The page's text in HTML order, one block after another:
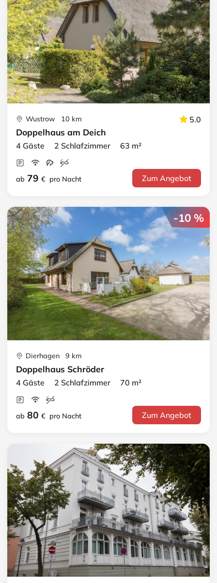
Wustrow 10 km 5.0
Doppelhaus am Deich
4 Gäste 2 Schlafzimmer 63 m²
ab 79 € pro Nacht Zum Angebot
-10 %
Dierhagen 9 km
Doppelhaus Schröder
4 Gäste 2 Schlafzimmer 70 m²
ab 80 € pro Nacht Zum Angebot